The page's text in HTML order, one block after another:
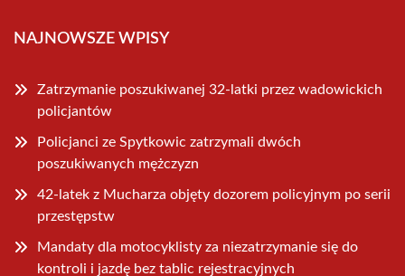
NAJNOWSZE WPISY
Zatrzymanie poszukiwanej 32-latki przez wadowickich
policjantów
Policjanci ze Spytkowic zatrzymali dwóch
poszukiwanych mężczyzn
42-latek z Mucharza objęty dozorem policyjnym po serii
przestępstw
Mandaty dla motocyklisty za niezatrzymanie się do
kontroli i jazdę bez tablic rejestracyjnych